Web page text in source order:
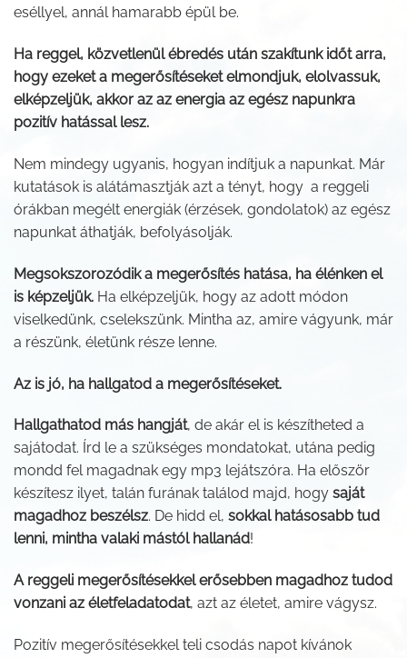
eséllyel, annál hamarabb épül be.
Ha reggel, közvetlenül ébredés után szakítunk időt arra,
hogy ezeket a megerősítéseket elmondjuk, elolvassuk,
elképzeljük, akkor az az energia az egész napunkra
pozitív hatással lesz.
Nem mindegy ugyanis, hogyan indítjuk a napunkat. Már
kutatások is alátámasztják azt a tényt, hogy a reggeli
órákban megélt energiák (érzések, gondolatok) az egész
napunkat áthatják, befolyásolják.
Megsokszorozódik a megerősítés hatása, ha élénken el
is képzeljük. Ha elképzeljük, hogy az adott módon
viselkedünk, cselekszünk. Mintha az, amire vágyunk, már
a részünk, életünk része lenne.
Az is jó, ha hallgatod a megerősítéseket.
Hallgathatod más hangját, de akár el is készítheted a
sajátodat. Írd le a szükséges mondatokat, utána pedig
mondd fel magadnak egy mp3 lejátszóra. Ha először
készítesz ilyet, talán furának találod majd, hogy saját
magadhoz beszélsz. De hidd el, sokkal hatásosabb tud
lenni, mintha valaki mástól hallanád!
A reggeli megerősítésekkel erősebben magadhoz tudod
vonzani az életfeladatodat, azt az életet, amire vágysz.
Pozitív megerősítésekkel teli csodás napot kívánok